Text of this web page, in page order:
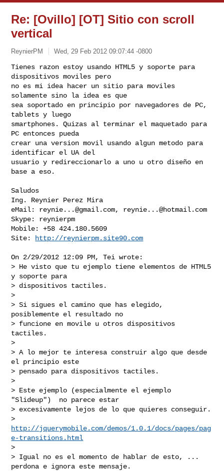
Re: [Ovillo] [OT] Sitio con scroll
vertical
ReynierPM Wed, 29 Feb 2012 09:07:44 -0800
Tienes razon estoy usando HTML5 y soporte para
dispositivos moviles pero
no es mi idea hacer un sitio para moviles
solamente sino la idea es que
sea soportado en principio por navegadores de PC,
tablets y luego
smartphones. Quizas al terminar el maquetado para
PC entonces pueda
crear una version movil usando algun metodo para
identificar el UA del
usuario y redireccionarlo a uno u otro diseño en
base a eso.
Saludos
Ing. Reynier Perez Mira
eMail: reynie...@gmail.com, reynie...@hotmail.com
Skype: reynierpm
Mobile: +58 424.180.5609
Site:
http://reynierpm.site90.com
On 2/29/2012 12:09 PM, Tei wrote:
> He visto que tu ejemplo tiene elementos de HTML5
y soporte para
> dispositivos tactiles.
>
> Si sigues el camino que has elegido,
posiblemente el resultado no
> funcione en movile u otros dispositivos
tactiles.
>
> A lo mejor te interesa construir algo que desde
el principio este
> pensado para dispositivos tactiles.
>
> Este ejemplo (especialmente el ejemplo
"Slideup")  no parece estar
> excesivamente lejos de lo que quieres conseguir.
http://jquerymobile.com/demos/1.0.1/docs/pages/pag
e-transitions.html
>
> Igual no es el momento de hablar de esto, ...
perdona e ignora este mensaje.